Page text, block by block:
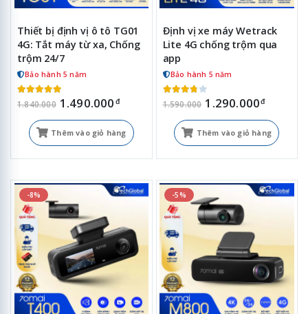
Thiết bị định vị ô tô TG01
4G: Tắt máy từ xa, Chống
trộm 24/7
Bảo hành 5 năm
1.840.000 1.490.000 đ
Thêm vào giỏ hàng
Định vị xe máy Wetrack
Lite 4G chống trộm qua
app
Bảo hành 5 năm
1.590.000 1.290.000đ
Thêm vào giỏ hàng
-8% -5%